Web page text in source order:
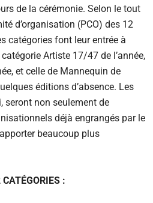
de la cérémonie. Selon le tout
d’organisation (PCO) des 12
catégories font leur entrée à
Artiste 17/47 de l’année,
et celle de Mannequin de
éditions d’absence. Les
seront non seulement de
déjà engrangés par le
beaucoup plus
: